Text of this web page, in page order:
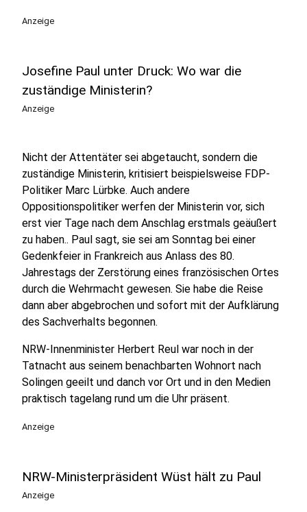
Anzeige
Josefine Paul unter Druck: Wo war die
zuständige Ministerin?
Anzeige
Nicht der Attentäter sei abgetaucht, sondern die
zuständige Ministerin, kritisiert beispielsweise FDP-
Politiker Marc Lürbke. Auch andere
Oppositionspolitiker werfen der Ministerin vor, sich
erst vier Tage nach dem Anschlag erstmals geäußert
zu haben.. Paul sagt, sie sei am Sonntag bei einer
Gedenkfeier in Frankreich aus Anlass des 80.
Jahrestags der Zerstörung eines französischen Ortes
durch die Wehrmacht gewesen. Sie habe die Reise
dann aber abgebrochen und sofort mit der Aufklärung
des Sachverhalts begonnen.
NRW-Innenminister Herbert Reul war noch in der
Tatnacht aus seinem benachbarten Wohnort nach
Solingen geeilt und danch vor Ort und in den Medien
praktisch tagelang rund um die Uhr präsent.
Anzeige
NRW-Ministerpräsident Wüst hält zu Paul
Anzeige